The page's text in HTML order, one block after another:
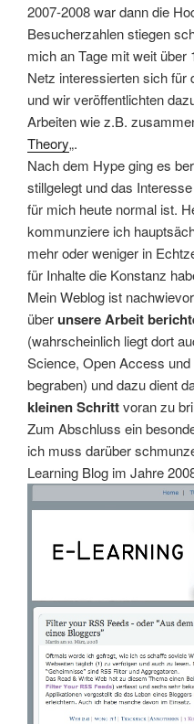
2007-2008 war dann die
Besucherzahlen stiegen
mich an Tage mit weit
Netz interessierten sich für
und wir veröffentlichten
Arbeiten wie z.B.
Theory„.
Nach dem Hype ging es
stillgelegt und das
für mich heute normal ist.
kommunziere ich
mehr oder weniger in
für Inhalte die Konstanz
Mein Weblog ist
überunsere Arbeit
(wahrscheinlich liegt dort
Science, Open Access
begraben) und dazu dient
kleinen Schrittvoran zu
Zum Abschluss ein
ich muss darüber
Learning Blog im Jahre